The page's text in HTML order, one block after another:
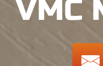
VMC